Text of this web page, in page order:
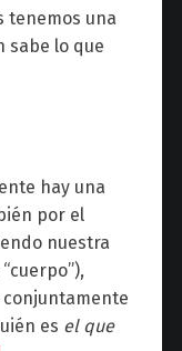
tenemos una
sabe lo que
hay una
por el
nuestra
es el que